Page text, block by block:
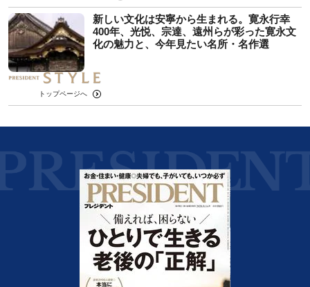
新しい文化は安寧から生まれる。寛永行幸
400年、光悦、宗達、遠州らが彩った寛永文
化の魅力と、今年見たい名所・名作選
トップページへ